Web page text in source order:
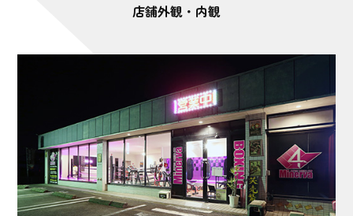
店舗外観・内観